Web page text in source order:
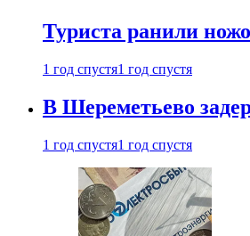
Туриста ранили
1 год спустя1 год спустя
В Шереметьево
1 год спустя1 год спустя